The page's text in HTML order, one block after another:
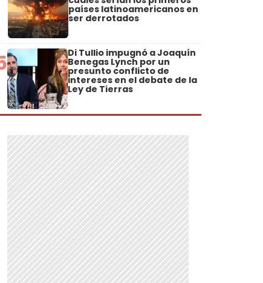
países latinoamericanos en
ser derrotados
Di Tullio impugnó a Joaquín
Benegas Lynch por un
presunto conflicto de
intereses en el debate de la
Ley de Tierras